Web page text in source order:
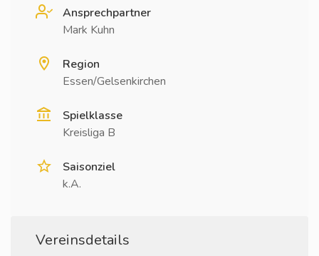
Ansprechpartner
Mark Kuhn
Region
Essen/Gelsenkirchen
Spielklasse
Kreisliga B
Saisonziel
k.A.
Vereinsdetails